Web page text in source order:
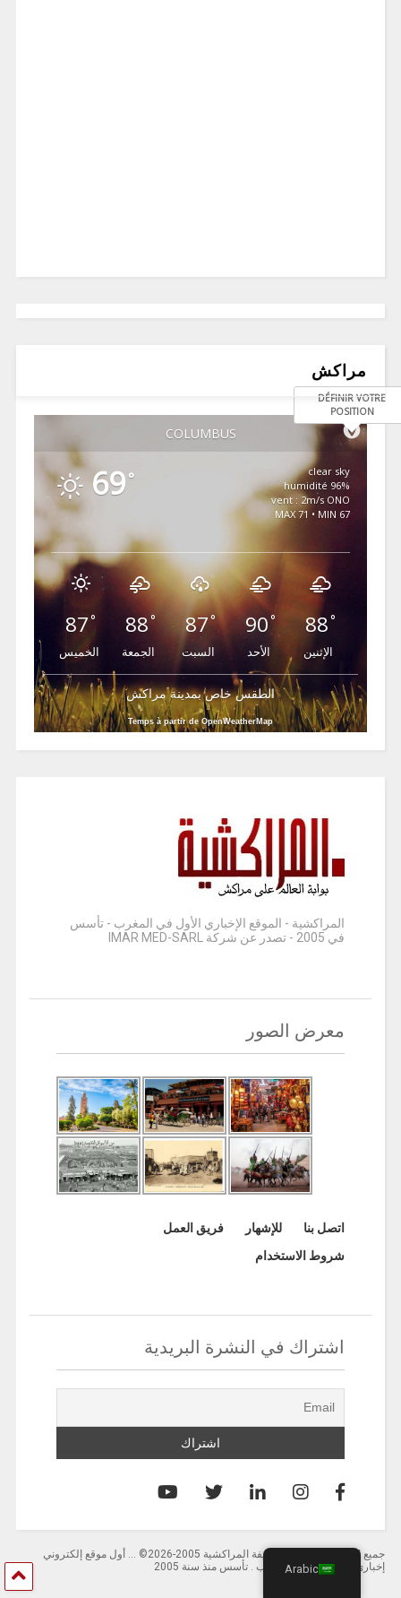
مراكش
COLUMBUS
DÉFINIR VOTRE
POSITION
69 °
clear sky
96% humidité
vent : 2m/s ONO
MAX 71 • MIN 67
87°
الخميس
88°
الجمعة
87°
السبت
90°
الأحد
88°
الإثنين
الطقس خاص بمدينة مراكش
Temps à partir de OpenWeatherMap
المراكشية - الموقع الإخباري الأول في المغرب - تأسس
في 2005 - تصدر عن شركة IMAR MED-SARL
معرض الصور
اتصل بنا للإشهار
فريق العمل
شروط الاستخدام
اشتراك في النشرة البريدية
جميع الحقوق محفوظة لصحيفة المراكشية 2005-2026© … أول موقع إلكتروني
إخباري باللغة العربية بالمغرب . تأسس منذ سنة 2005
Arabic